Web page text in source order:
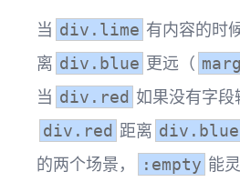
当 div.lime 有内容的时候
离 div.blue 更远（
当 div.red 如果没有字段
div.red 距离 div.blue
的两个场景，
:empty 能